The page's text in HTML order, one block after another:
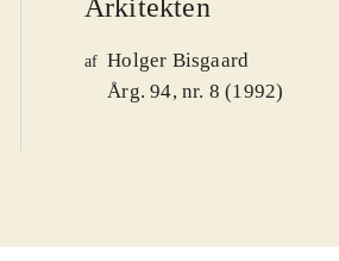
Arkitekten
af Holger Bisgaard
Årg. 94, nr. 8 (1992)